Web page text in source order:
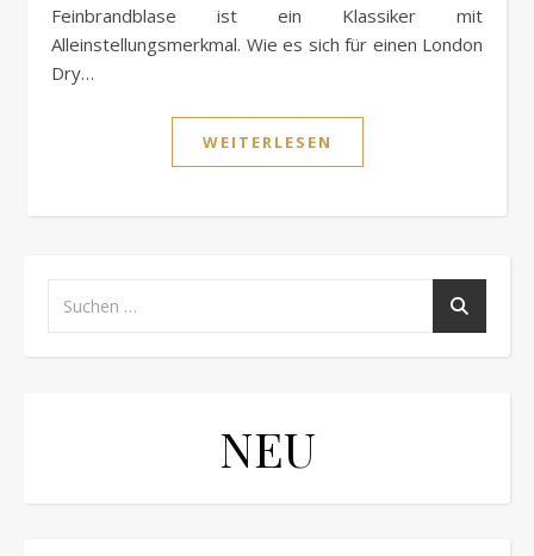
Feinbrandblase ist ein Klassiker mit
Alleinstellungsmerkmal. Wie es sich für einen London
Dry…
WEITERLESEN
NEU